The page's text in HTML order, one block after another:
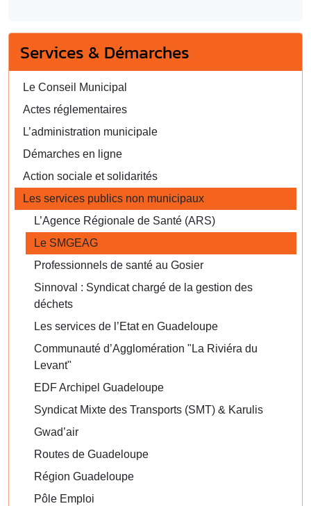
Services & Démarches
Le Conseil Municipal
Actes réglementaires
L’administration municipale
Démarches en ligne
Action sociale et solidarités
Les services publics non municipaux
L’Agence Régionale de Santé (ARS)
Le SMGEAG
Professionnels de santé au Gosier
Sinnoval : Syndicat chargé de la gestion des
déchets
Les services de l’Etat en Guadeloupe
Communauté d’Agglomération "La Riviéra du
Levant"
EDF Archipel Guadeloupe
Syndicat Mixte des Transports (SMT) & Karulis
Gwad’air
Routes de Guadeloupe
Région Guadeloupe
Pôle Emploi